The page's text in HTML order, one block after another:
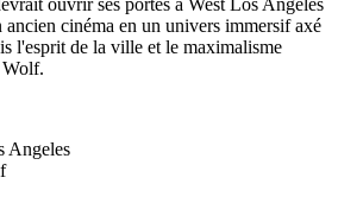
cinéma en un univers immersif axé
l'esprit de la ville et le maximalisme
Wolf.